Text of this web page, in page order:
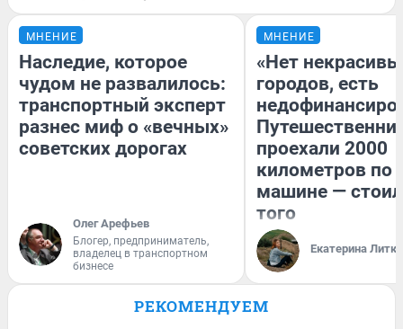
МНЕНИЕ
Наследие, которое
чудом не развалилось:
транспортный эксперт
разнес миф о «вечных»
советских дорогах
Олег Арефьев
Блогер, предприниматель,
владелец в транспортном
бизнесе
МНЕНИЕ
«Нет
городов, есть
проехали 2000
километров по
машине —
того
Екатерина
РЕКОМЕНДУЕМ